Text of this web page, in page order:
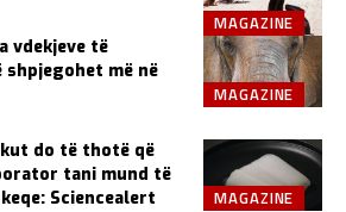
MAGAZINE
MAGAZINE
vdekjeve të
më në
MAGAZINE
do të thotë që
tani mund të
Sciencealert